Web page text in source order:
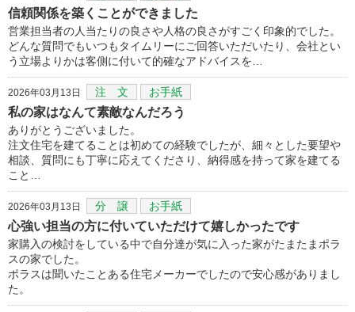
信頼関係を築くことができました
営業担当者の人当たりの良さや人格の良さがすごく印象的でした。
どんな質問でもいつもタイムリーにご回答いただいたり、会社とい
う立場よりかは客側に付いて的確なアドバイスを…
2026年03月13日 注 文 お手紙
私の家はなんて素敵なんだろう
ありがとうございました。
注文住宅を建てることは初めての経験でしたが、細々とした要望や
相談、質問にも丁寧に応えてくださり、納得感を持って家を建てる
こと…
2026年03月13日 分 譲 お手紙
心強い担当の方に付いていただけて嬉しかったです
家購入の検討をしている中で自分達が気に入った家がたまたまポラ
スの家でした。
ポラスは聞いたことある住宅メーカーでしたので安心感がありまし
た。